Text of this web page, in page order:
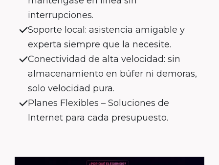
interrupciones.
Soporte local: asistencia amigable y
experta siempre que la necesite.
Conectividad de alta velocidad: sin
almacenamiento en búfer ni demoras,
solo velocidad pura.
Planes Flexibles – Soluciones de
Internet para cada presupuesto.